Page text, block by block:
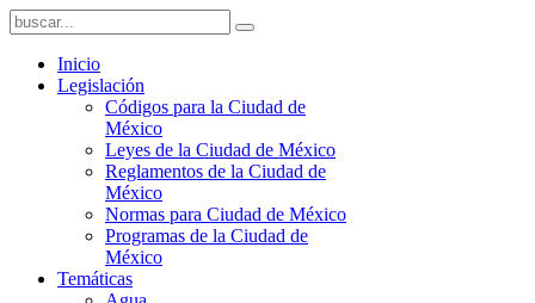
Inicio
Legislación
Códigos para la Ciudad de
México
Leyes de la Ciudad de México
Reglamentos de la Ciudad de
México
Normas para Ciudad de México
Programas de la Ciudad de
México
Temáticas